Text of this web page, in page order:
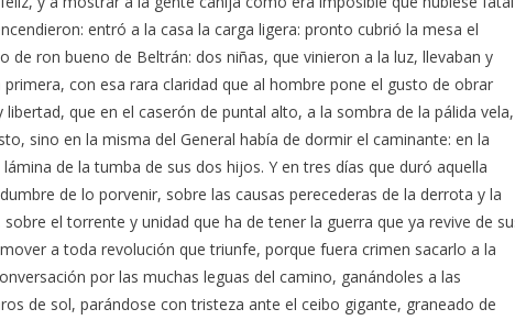
entró a la casa la carga ligera: pronto cubrió la mesa el
ron bueno de Beltrán: dos niñas, que vinieron a la luz, llevaban y
con esa rara claridad que al hombre pone el gusto de obrar
que en el caserón de puntal alto, a la sombra de la pálida vela,
sino en la misma del General había de dormir el caminante: en la
de la tumba de sus dos hijos. Y en tres días que duró aquella
de lo porvenir, sobre las causas perecederas de la derrota y la
el torrente y unidad que ha de tener la guerra que ya revive de
a toda revolución que triunfe, porque fuera crimen sacarlo a la
por las muchas leguas del camino, ganándoles a las
de sol, parándose con tristeza ante el ceibo gigante, graneado de